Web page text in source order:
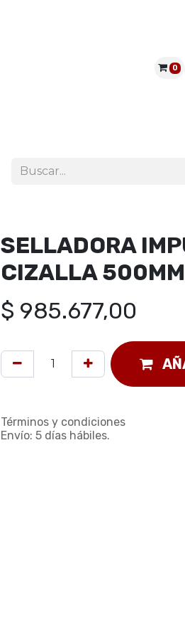
0
SELLADORA
CIZALLA
$ 985.677,00
Términos y condiciones
Envío: 5 días hábiles.